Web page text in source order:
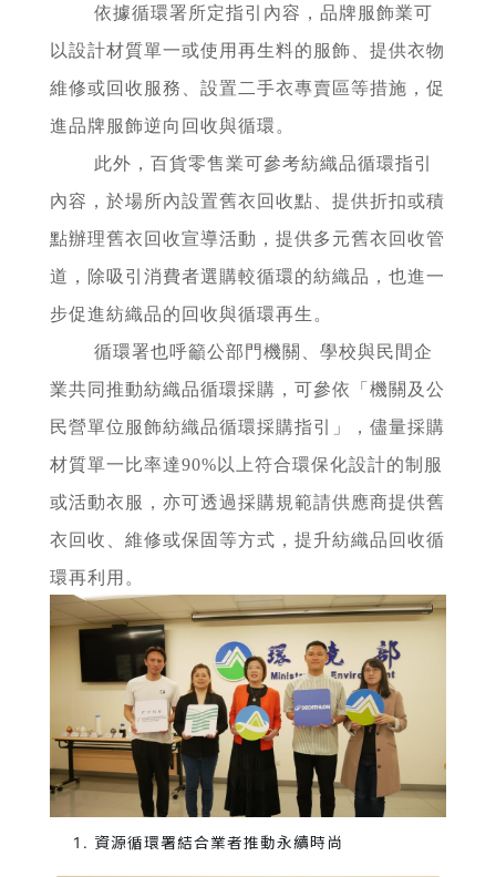
依據循環署所定指引內容，品牌服飾業可
以設計材質單一或使用再生料的服飾、提供衣物
維修或回收服務、設置二手衣專賣區等措施，促
進品牌服飾逆向回收與循環。
此外，百貨零售業可參考紡織品循環指引
內容，於場所內設置舊衣回收點、提供折扣或積
點辦理舊衣回收宣導活動，提供多元舊衣回收管
道，除吸引消費者選購較循環的紡織品，也進一
步促進紡織品的回收與循環再生。
循環署也呼籲公部門機關、學校與民間企
業共同推動紡織品循環採購，可參依「機關及公
民營單位服飾紡織品循環採購指引」，儘量採購
材質單一比率達90%以上符合環保化設計的制服
或活動衣服，亦可透過採購規範請供應商提供舊
衣回收、維修或保固等方式，提升紡織品回收循
環再利用。
資源循環署結合業者推動永續時尚